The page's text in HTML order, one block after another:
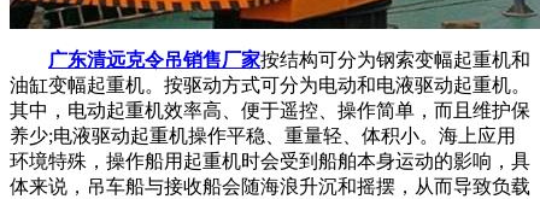
广东清远克令吊销售厂家按结构可分为钢索变幅起重机和
油缸变幅起重机。按驱动方式可分为电动和电液驱动起重机。
其中，电动起重机效率高、便于遥控、操作简单，而且维护保
养少;电液驱动起重机操作平稳、重量轻、体积小。海上应用
环境特殊，操作船用起重机时会受到船舶本身运动的影响，具
体来说，吊车船与接收船会随海浪升沉和摇摆，从而导致负载